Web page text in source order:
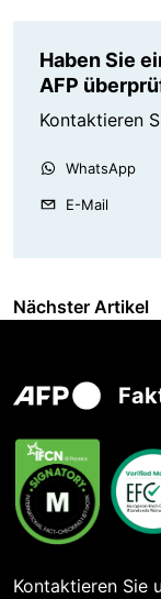
Haben Sie
AFP
Kontaktieren
WhatsApp
E-Mail
Nächster Artikel
Kontaktieren Sie